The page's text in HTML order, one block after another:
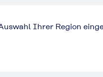
Ihrer Region